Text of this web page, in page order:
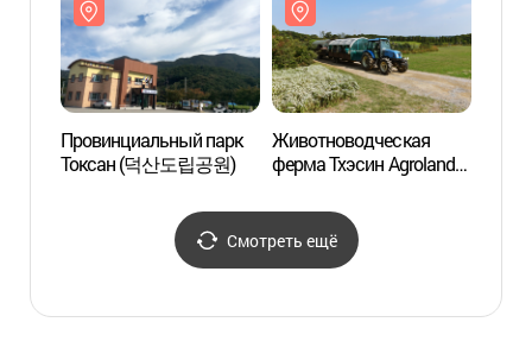
Провинциальный парк
Токсан (덕산도립공원)
Животноводческая
ферма Тхэсин Agroland
Смотреть ещё